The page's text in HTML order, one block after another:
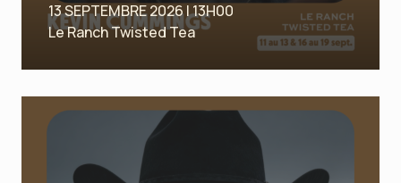
13 SEPTEMBRE 2026 | 13H00
Le Ranch Twisted Tea